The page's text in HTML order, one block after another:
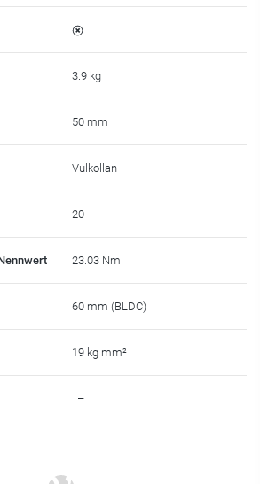
3.9 kg
50 mm
Vulkollan
20
23.03 Nm
60 mm (BLDC)
19 kg mm²
–